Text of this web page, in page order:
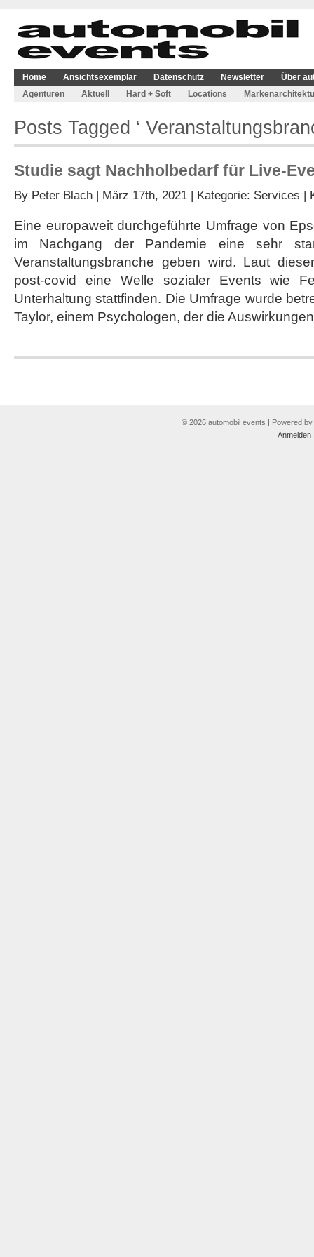
Home Ansichtsexemplar Datenschutz Newsletter
Über
Agenturen
Aktuell Hard + Soft Locations
Posts Tagged ‘
Studie sagt Nachholbedarf für Live-
By Peter Blach | März 17th, 2021 | Kategorie: Services |
Eine europaweit durchgeführte Umfrage von
im Nachgang der Pandemie eine sehr
Veranstaltungsbranche geben wird. Laut
post-covid eine Welle sozialer Events wie
Unterhaltung stattfinden. Die Umfrage wurde
Taylor, einem Psychologen, der die
© 2026 automobil events | Powered by
Anmelden|